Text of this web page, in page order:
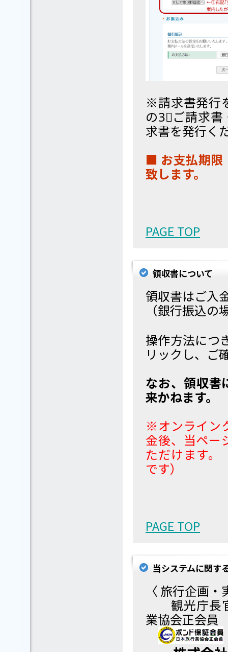
※請求書発行
の3⃣ご請求
求書を発行く
■ お支払期
致します。
PAGE TOP
領収書について
領収書はご入
（銀行振込
操作方法につ
リックし、ご
なお、領収書
来かねます。
※オンライン
金後、当ペー
ただけます。
です）
PAGE TOP
当システムに関す
〈 旅行企画・
観光庁長官
業協会正会員